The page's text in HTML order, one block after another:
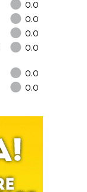
0.0
0.0
0.0
0.0
0.0
0.0